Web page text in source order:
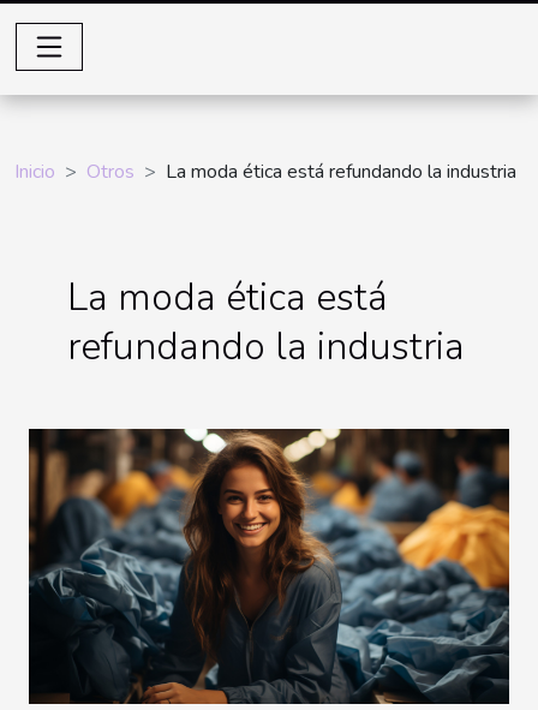
Inicio Otros La moda ética está refundando la industria
La moda ética está
refundando la industria